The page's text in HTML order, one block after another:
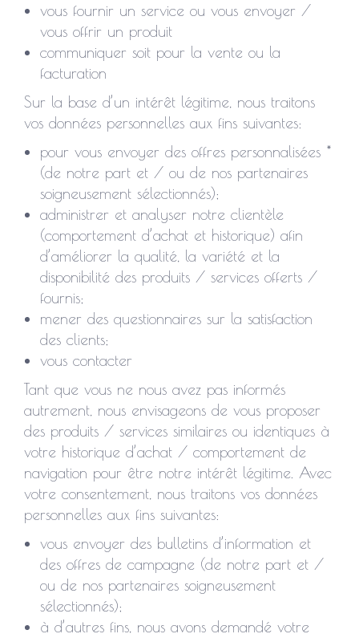
vous fournir un service ou vous envoyer /
vous offrir un produit
communiquer soit pour la vente ou la
facturation
Sur la base d’un intérêt légitime, nous traitons
vos données personnelles aux fins suivantes:
pour vous envoyer des offres personnalisées *
(de notre part et / ou de nos partenaires
soigneusement sélectionnés);
administrer et analyser notre clientèle
(comportement d’achat et historique) afin
d’améliorer la qualité, la variété et la
disponibilité des produits / services offerts /
fournis;
mener des questionnaires sur la satisfaction
des clients;
vous contacter
Tant que vous ne nous avez pas informés
autrement, nous envisageons de vous proposer
des produits / services similaires ou identiques à
votre historique d’achat / comportement de
navigation pour être notre intérêt légitime. Avec
votre consentement, nous traitons vos données
personnelles aux fins suivantes:
vous envoyer des bulletins d’information et
des offres de campagne (de notre part et /
ou de nos partenaires soigneusement
sélectionnés);
à d’autres fins, nous avons demandé votre